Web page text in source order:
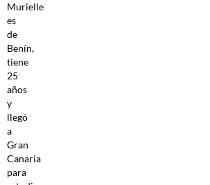
Murielle
es
de
Benín,
tiene
25
años
y
llegó
a
Gran
Canaria
para